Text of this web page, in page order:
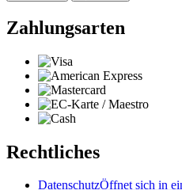
Zahlungsarten
Rechtliches
DatenschutzÖffnet sich in